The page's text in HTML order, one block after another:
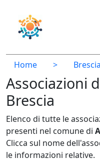
Home > Brescia
Associazioni
Brescia
Elenco di tutte le
presenti nel comune di
Clicca sul nome
le informazioni relative.